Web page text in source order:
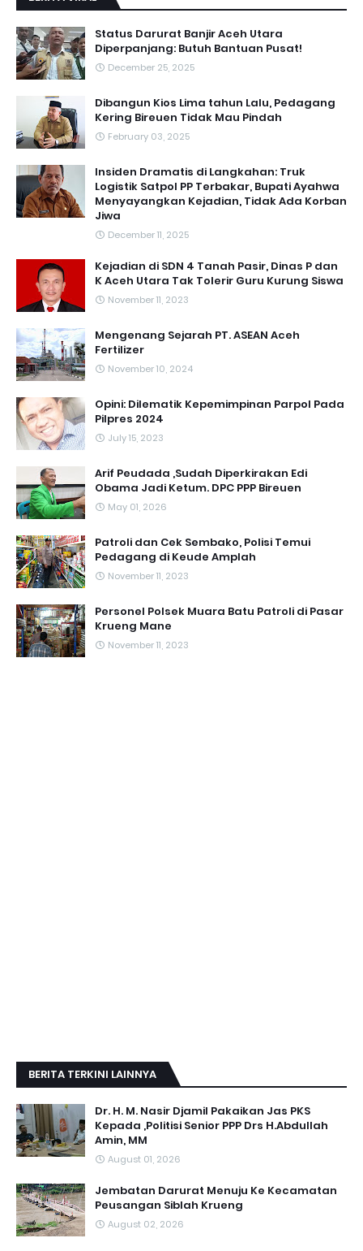
Status Darurat Banjir Aceh Utara
Diperpanjang: Butuh Bantuan Pusat!
December 25, 2025
Dibangun Kios Lima tahun Lalu, Pedagang
Kering Bireuen Tidak Mau Pindah
February 03, 2025
Insiden Dramatis di Langkahan: Truk
Logistik Satpol PP Terbakar, Bupati Ayahwa
Menyayangkan Kejadian, Tidak Ada Korban
Jiwa
December 11, 2025
Kejadian di SDN 4 Tanah Pasir, Dinas P dan
K Aceh Utara Tak Tolerir Guru Kurung Siswa
November 11, 2023
Mengenang Sejarah PT. ASEAN Aceh
Fertilizer
November 10, 2024
Opini: Dilematik Kepemimpinan Parpol Pada
Pilpres 2024
July 15, 2023
Arif Peudada ,Sudah Diperkirakan Edi
Obama Jadi Ketum. DPC PPP Bireuen
May 01, 2026
Patroli dan Cek Sembako, Polisi Temui
Pedagang di Keude Amplah
November 11, 2023
Personel Polsek Muara Batu Patroli di Pasar
Krueng Mane
November 11, 2023
BERITA TERKINI LAINNYA
Dr. H. M. Nasir Djamil Pakaikan Jas PKS
Kepada ,Politisi Senior PPP Drs H.Abdullah
Amin, MM
August 01, 2026
Jembatan Darurat Menuju Ke Kecamatan
Peusangan Siblah Krueng
August 02, 2026